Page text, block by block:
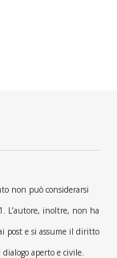
non può considerarsi
L’autore, inoltre, non ha
post e si assume il diritto
aperto e civile.